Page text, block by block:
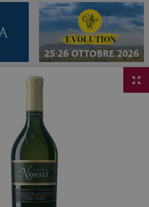
WINENEWS TV